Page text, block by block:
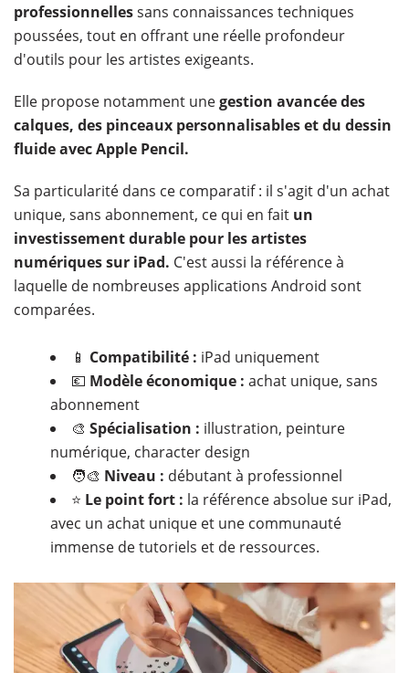
professionnellessans connaissances techniques
poussées, tout en offrant une réelle profondeur
d'outils pour les artistes exigeants.
Elle propose notamment unegestion avancée des
calques, des pinceaux personnalisables et du dessin
fluide avec Apple Pencil.
Sa particularité dans ce comparatif : il s'agit d'un achat
unique, sans abonnement, ce qui en fait un
investissement durable pour les artistes
numériques sur iPad. C'est aussi la référence à
laquelle de nombreuses applications Android sont
comparées.
📱 Compatibilité : iPad uniquement
💶 Modèle économique : achat unique, sans
abonnement
🎨 Spécialisation : illustration, peinture
numérique, character design
🧑‍🎨 Niveau : débutant à professionnel
⭐ Le point fort : la référence absolue sur iPad,
avec un achat unique et une communauté
immense de tutoriels et de ressources.